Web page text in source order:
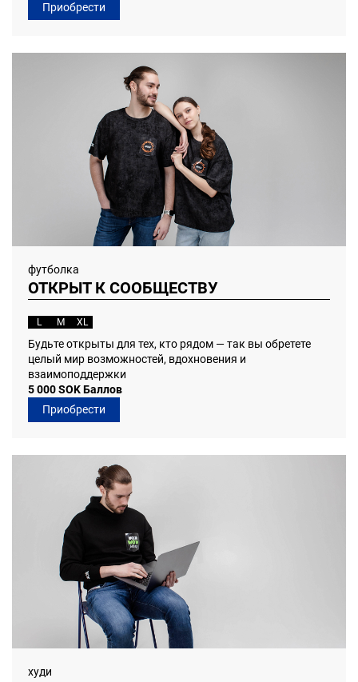
Приобрести
футболка
ОТКРЫТ К СООБЩЕСТВУ
L M XL
Будьте открыты для тех, кто рядом — так вы обретете
целый мир возможностей, вдохновения и
взаимоподдержки
5 000 SOK Баллов
Приобрести
худи